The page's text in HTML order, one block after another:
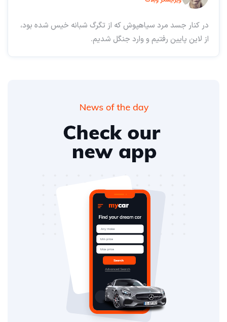
در کنار جسد مرد سیاهپوش که از تگرگ شبانه خیس شده بود،
از لاین پایین رفتیم و وارد جنگل شدیم.